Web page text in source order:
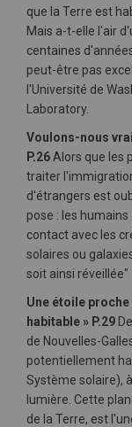
que la Terre est
Mais a-t-elle l'air
centaines
peut-être pas
l'Université de
Laboratory.
Voulons-nous
P.26 Alors que les
traiter
d'étrangers est
pose : les
contact avec les
solaires ou
soit ainsi réveillée"
Une étoile
habitable » P.29
de Nouvelles-
potentiellement
Système solaire),
lumière. Cette
de la Terre, est